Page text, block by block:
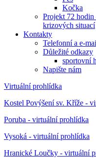
Kočka
Projekt 72
krizových situací
Kontakty
Telefonní a e-
Důležité odkazy
sportovní
Napište nám
Virtuální prohlídka
Kostel Povýšení sv. Kříže -
Poruba - virtuální prohlídka
Vysoká - virtuální prohlídka
Hranické Loučky - virtuální